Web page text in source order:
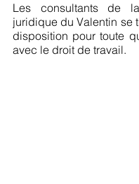
Les consultants de
juridique du Valentin se
disposition pour toute
avec le droit de travail.